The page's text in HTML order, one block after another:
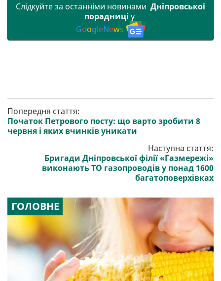
Слідкуйте за останніми новинами Дніпровської
порадниці у
GoogleNews
Попередня стаття:
Початок Петрового посту: що варто зробити 8
червня і яких вчинків уникати
Наступна стаття:
Бригади Дніпровської філії «Газмережі»
виконають ТО газопроводів у понад 1600
багатоповерхівках
ГОЛОВНЕ